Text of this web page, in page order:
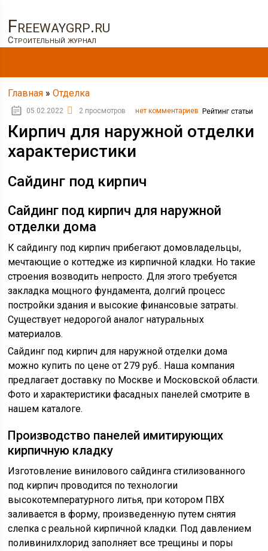
Freewaygrp.ru
Строительный журнал
Главная »Отделка
05.02.2022 2 просмотров нет комментариев Рейтинг статьи
Кирпич для наружной отделки
характеристики
Сайдинг под кирпич
Сайдинг под кирпич для наружной
отделки дома
К сайдингу под кирпич прибегают домовладельцы,
мечтающие о коттедже из кирпичной кладки. Но такие
строения возводить непросто. Для этого требуется
закладка мощного фундамента, долгий процесс
постройки здания и высокие финансовые затраты.
Существует недорогой аналог натуральных
материалов.
Сайдинг под кирпич для наружной отделки дома
можно купить по цене от 279 руб.. Наша компания
предлагает доставку по Москве и Московской области.
Фото и характеристики фасадных панелей смотрите в
нашем каталоге.
Производство панелей имитирующих
кирпичную кладку
Изготовление винилового сайдинга стилизованного
под кирпич проводится по технологии
высокотемпературного литья, при котором ПВХ
заливается в форму, произведенную путем снятия
слепка с реальной кирпичной кладки. Под давлением
поливинилхлорид заполняет все трещины и поры